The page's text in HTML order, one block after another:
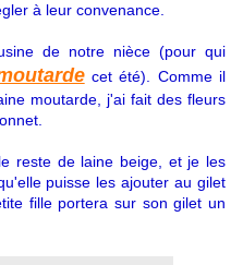
à leur convenance.
de notre nièce (pour qui
cet été). Comme il
moutarde, j'ai fait des fleurs
reste de laine beige, et je les
puisse les ajouter au gilet
fille portera sur son gilet un